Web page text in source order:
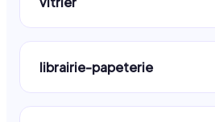
librairie-papeterie